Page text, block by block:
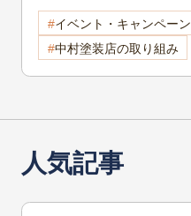
域感謝祭開催中！外壁
をご検討中の方へ
イベント・キャンペーン
中村塗装店の取り組み
人気記事